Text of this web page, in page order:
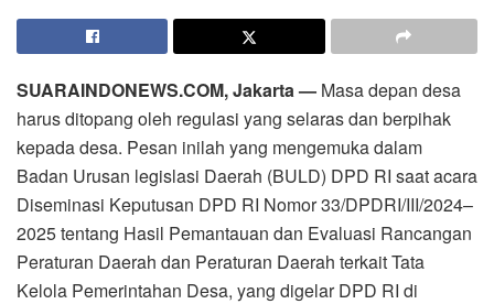
SUARAINDONEWS.COM, Jakarta — Masa depan desa
harus ditopang oleh regulasi yang selaras dan berpihak
kepada desa. Pesan inilah yang mengemuka dalam
Badan Urusan legislasi Daerah (BULD) DPD RI saat acara
Diseminasi Keputusan DPD RI Nomor 33/DPDRI/III/2024–
2025 tentang Hasil Pemantauan dan Evaluasi Rancangan
Peraturan Daerah dan Peraturan Daerah terkait Tata
Kelola Pemerintahan Desa, yang digelar DPD RI di